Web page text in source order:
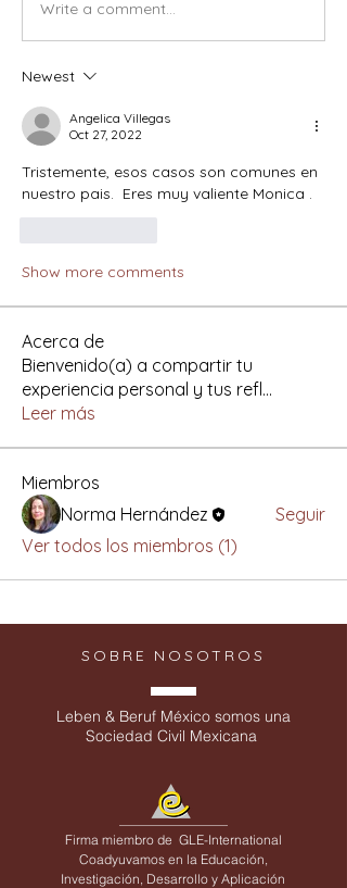
Write a comment...
Newest
Angelica Villegas
Oct 27, 2022
Tristemente, esos casos son comunes en
nuestro pais.  Eres muy valiente Monica .
Show more comments
Acerca de
Bienvenido(a) a compartir tu
experiencia personal y tus refl...
Leer más
Miembros
Norma Hernández
Seguir
Ver todos los miembros (1)
SOBRE NOSOTROS
Leben & Beruf México somos una
Sociedad Civil Mexicana
Firma miembro de GLE-International
Coadyuvamos en la Educación,
Investigación, Desarrollo y Aplicación